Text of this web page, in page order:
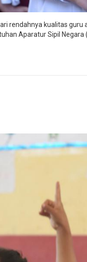
rendahnya kualitas guru
Aparatur Sipil Negara